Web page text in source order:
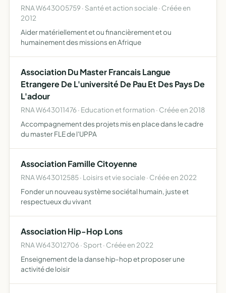
RNA W643005759 · Santé et action sociale · Créée en
2012
Aider matériellement et ou financièrement et ou
humainement des missions en Afrique
Association Du Master Francais Langue
Etrangere De L'université De Pau Et Des Pays De
L'adour
RNA W643011476 · Education et formation · Créée en 2018
Accompagnement des projets mis en place dans le cadre
du master FLE de l'UPPA
Association Famille Citoyenne
RNA W643012585 · Loisirs et vie sociale · Créée en 2022
Fonder un nouveau système sociétal humain, juste et
respectueux du vivant
Association Hip-Hop Lons
RNA W643012706 · Sport · Créée en 2022
Enseignement de la danse hip-hop et proposer une
activité de loisir